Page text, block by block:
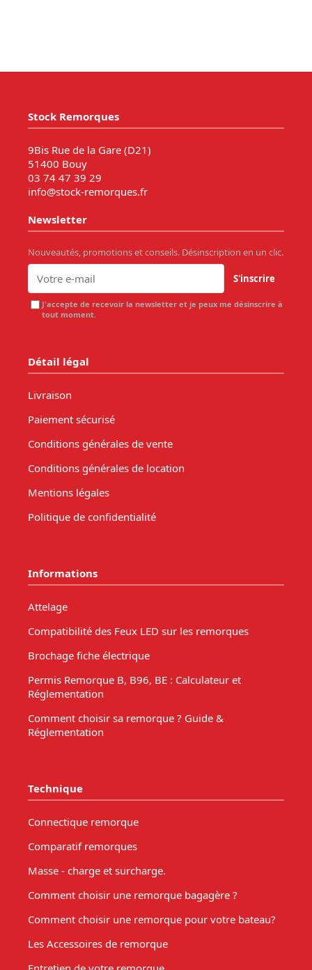
Stock Remorques
9Bis Rue de la Gare (D21)
51400 Bouy
03 74 47 39 29
info@stock-remorques.fr
Newsletter
Nouveautés, promotions et conseils. Désinscription en un clic.
S'inscrire
J'accepte de recevoir la newsletter et je peux me désinscrire à
tout moment.
Détail légal
Livraison
Paiement sécurisé
Conditions générales de vente
Conditions générales de location
Mentions légales
Politique de confidentialité
Informations
Attelage
Compatibilité des Feux LED sur les remorques
Brochage fiche électrique
Permis Remorque B, B96, BE : Calculateur et
Réglementation
Comment choisir sa remorque ? Guide &
Réglementation
Technique
Connectique remorque
Comparatif remorques
Masse - charge et surcharge.
Comment choisir une remorque bagagère ?
Comment choisir une remorque pour votre bateau?
Les Accessoires de remorque